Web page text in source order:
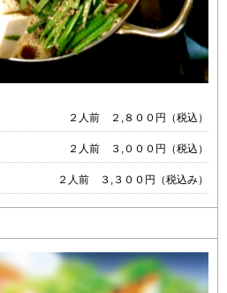
２人前 ２,８００円（税込）
２人前 ３,０００円（税込）
２人前 ３,３００円（税込み）